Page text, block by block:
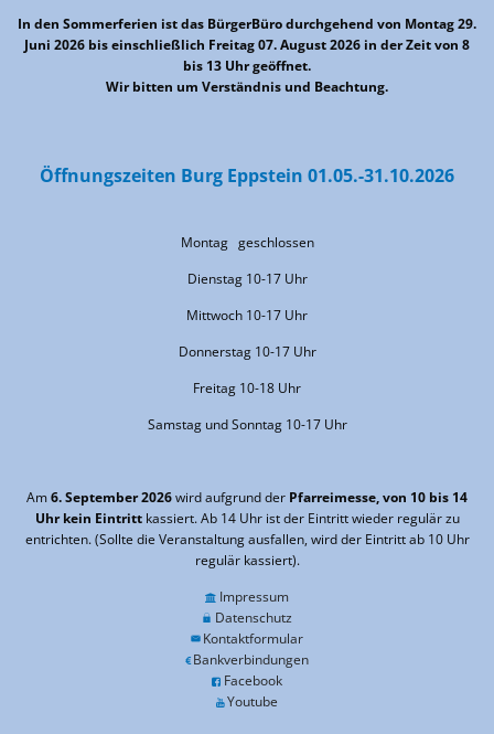
In den Sommerferien ist das BürgerBüro durchgehend von Montag 29.
Juni 2026 bis einschließlich Freitag 07. August 2026 in der Zeit von 8
bis 13 Uhr geöffnet.
Wir bitten um Verständnis und Beachtung.
Öffnungszeiten Burg Eppstein 01.05.-31.10.2026
Montag geschlossen
Dienstag 10-17 Uhr
Mittwoch 10-17 Uhr
Donnerstag 10-17 Uhr
Freitag 10-18 Uhr
Samstag und Sonntag 10-17 Uhr
Am6. September 2026wird aufgrund der Pfarreimesse, von 10 bis 14
Uhr kein Eintrittkassiert. Ab 14 Uhr ist der Eintritt wieder regulär zu
entrichten. (Sollte die Veranstaltung ausfallen, wird der Eintritt ab 10 Uhr
regulär kassiert).
Impressum
Datenschutz
Kontaktformular
Bankverbindungen
Facebook
Youtube